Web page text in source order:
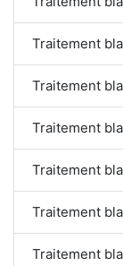
Traitement
Traitement
Traitement
Traitement
Traitement
Traitement